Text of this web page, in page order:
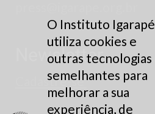
Newsletter
Cadastre-se
O Instituto Igarapé
utiliza cookies e
outras tecnologias
semelhantes para
melhorar a sua
experiência, de